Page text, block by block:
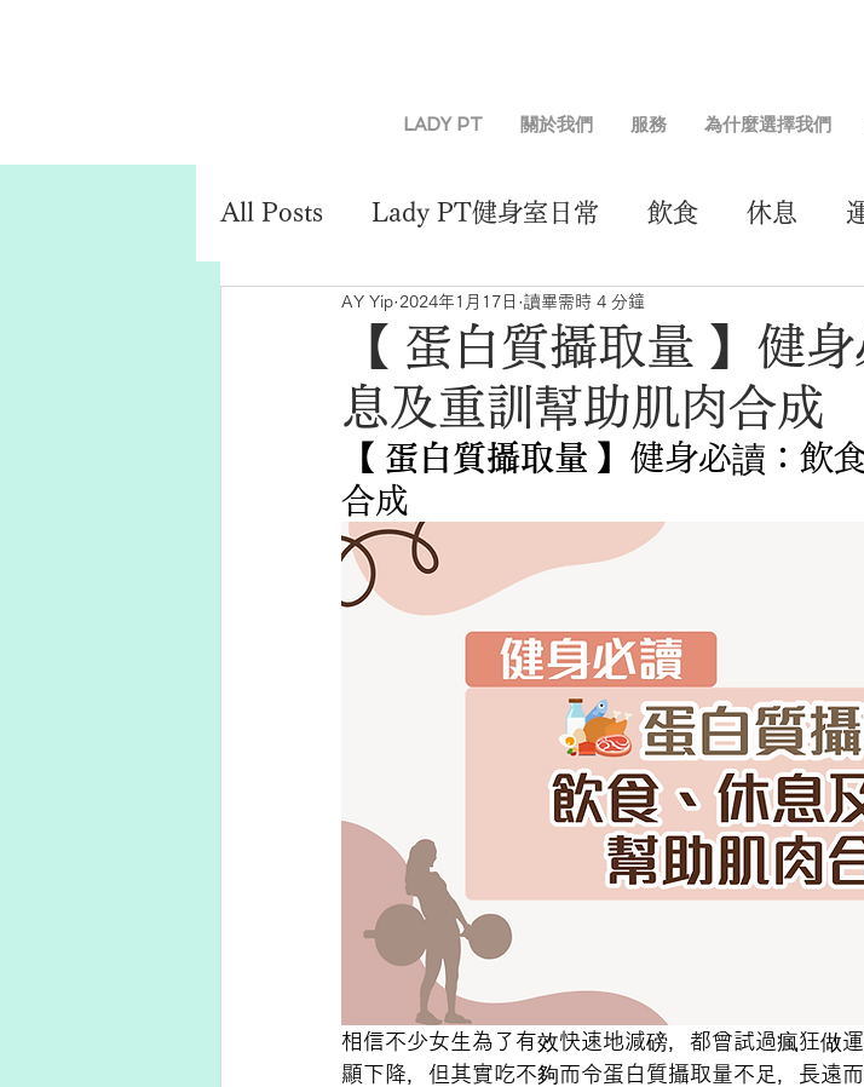
LADY PT 關於我們 服務 為什麼選擇我們
All Posts Lady PT健身室日常 飲食 休息
【 蛋白質攝取量 】健
息及重訓幫助肌肉合成
AY Yip 2024年1月17日 讀畢需時 4 分鐘
【 蛋白質攝取量 】健身必讀：飲
合成
相信不少女生為了有效快速地減磅，都曾試過瘋狂做
顯下降，但其實吃不夠而令蛋白質攝取量不足，長遠